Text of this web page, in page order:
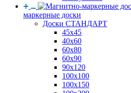
маркерные доски
Доски СТАНДАРТ
45x45
40x60
60x80
60x90
90x120
100x100
100x150